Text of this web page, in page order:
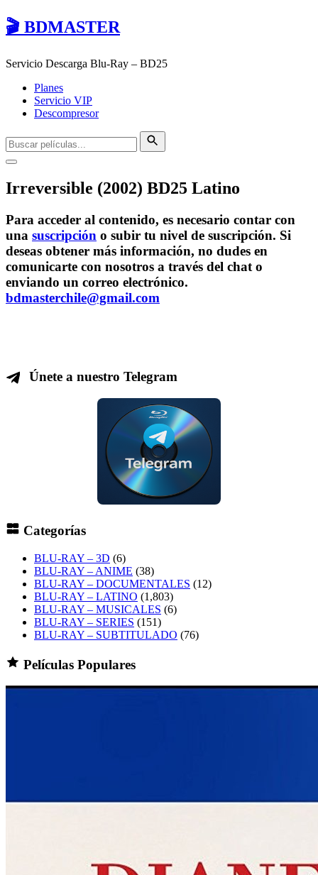
🎬 BDMASTER
Servicio Descarga Blu-Ray – BD25
Planes
Servicio VIP
Descompresor
Irreversible (2002) BD25 Latino
Para acceder al contenido, es necesario contar con
una suscripción o subir tu nivel de suscripción. Si
deseas obtener más información, no dudes en
comunicarte con nosotros a través del chat o
enviando un correo electrónico.
bdmasterchile@gmail.com
Únete a nuestro Telegram
Categorías
BLU-RAY – 3D (6)
BLU-RAY – ANIME (38)
BLU-RAY – DOCUMENTALES (12)
BLU-RAY – LATINO (1,803)
BLU-RAY – MUSICALES (6)
BLU-RAY – SERIES (151)
BLU-RAY – SUBTITULADO (76)
Películas Populares